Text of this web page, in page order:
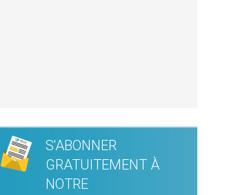
S'ABONNER
GRATUITEMENT À
NOTRE